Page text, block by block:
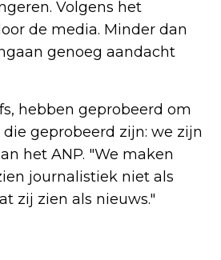
Volgens het
de media. Minder dan
genoeg aandacht
hebben geprobeerd om
geprobeerd zijn: we zijn
het ANP. "We maken
journalistiek niet als
zij zien als nieuws."